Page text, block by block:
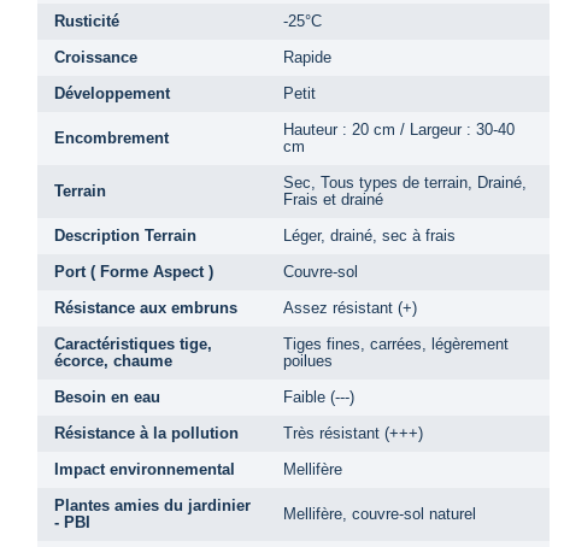
Rusticité
-25°C
Croissance
Rapide
Développement
Petit
Encombrement
Hauteur : 20 cm / Largeur : 30-40
cm
Terrain
Sec, Tous types de terrain, Drainé,
Frais et drainé
Description Terrain
Léger, drainé, sec à frais
Port ( Forme Aspect )
Couvre-sol
Résistance aux embruns
Assez résistant (+)
Caractéristiques tige,
écorce, chaume
Tiges fines, carrées, légèrement
poilues
Besoin en eau
Faible (---)
Résistance à la pollution
Très résistant (+++)
Impact environnemental
Mellifère
Plantes amies du jardinier
- PBI
Mellifère, couvre-sol naturel